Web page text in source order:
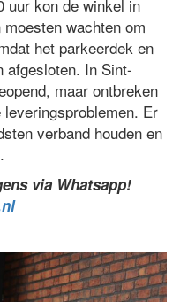
uur kon de winkel in
wachten om
het parkeerdek en
afgesloten. In Sint-
maar ontbreken
Er
verband houden en
via Whatsapp!